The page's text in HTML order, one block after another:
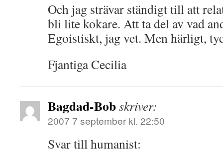
Och jag strävar ständigt till att
bli lite kokare. Att ta del av vad
Egoistiskt, jag vet. Men härligt,
Fjantiga Cecilia
Bagdad-Bobskriver:
2007 7 september kl. 22:50
Svar till humanist: